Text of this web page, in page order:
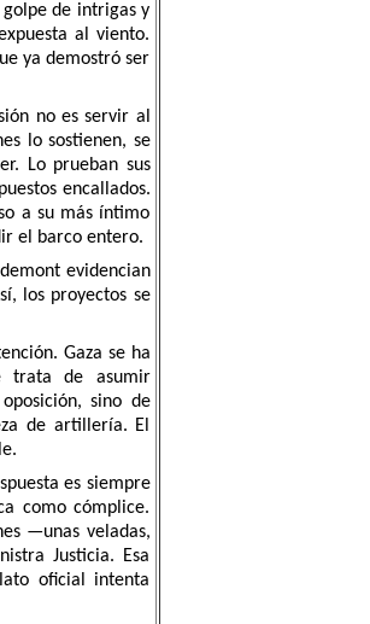
golpe de intrigas y
al viento.
ya demostró ser
no es servir al
lo sostienen, se
Lo prueban sus
encallados.
a su más íntimo
el barco entero.
evidencian
los proyectos se
Gaza se ha
trata de asumir
sino de
de artillería. El
es siempre
como cómplice.
—unas veladas,
Justicia. Esa
oficial intenta